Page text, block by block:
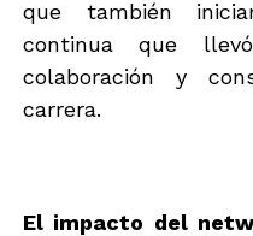
que también
continua que
colaboración y
carrera.
El impacto del